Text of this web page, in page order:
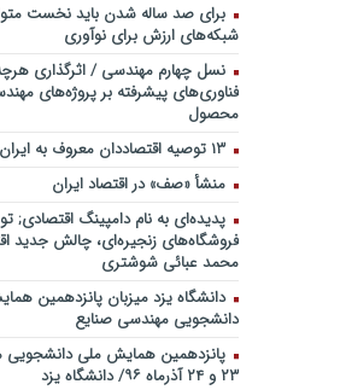
برای صد ساله شدن باید نخست
شبکه‌های ارزش برای نوآوری
نسل چهارم مهندسی / اثرگذاری
فناوری‌های پیشرفته بر پروژه‌های
محصول
۱۳ توصیه اقتصاددان معروف به ایران
منشأ «صف» در اقتصاد ایران
پدیده‌ای به نام دامپینگ اقتصادی;
فروشگاه‌های زنجیره‌ای، چالش جدید
محمد عبائی شوشتری
دانشگاه یزد میزبان پانزدهمین
دانشجویی مهندسی صنایع
پانزدهمین همایش ملی
۲۳ و ۲۴ آذرماه ۹۶/ دانشگاه یزد